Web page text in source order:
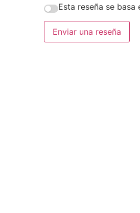
Esta reseña se
Enviar una reseña